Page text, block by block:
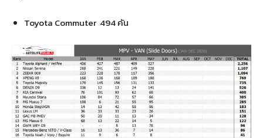
Toyota Commuter 494 คัน